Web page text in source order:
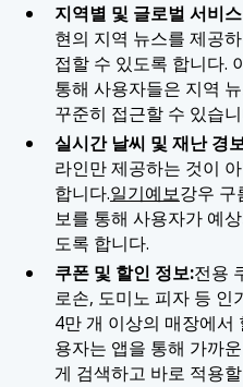
지역별 및 글로벌 서비
현의 지역 뉴스를 제공
접할 수 있도록 합니다.
통해 사용자들은 지역
꾸준히 접근할 수 있습
실시간 날씨 및 재난 경
라인만 제공하는 것이
합니다.일기예보강우 구
보를 통해 사용자가 예
도록 합니다.
쿠폰 및 할인 정보:전용
로손, 도미노 피자 등 인
4만 개 이상의 매장에서
용자는 앱을 통해 가까
게 검색하고 바로 적용